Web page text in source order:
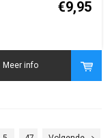
€9,95
Meer info